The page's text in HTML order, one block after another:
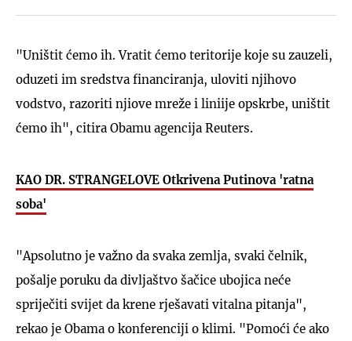
"Uništit ćemo ih. Vratit ćemo teritorije koje su zauzeli,
oduzeti im sredstva financiranja, uloviti njihovo
vodstvo, razoriti njiove mreže i liniije opskrbe, uništit
ćemo ih", citira Obamu agencija Reuters.
KAO DR. STRANGELOVE Otkrivena Putinova 'ratna
soba'
"Apsolutno je važno da svaka zemlja, svaki čelnik,
pošalje poruku da divljaštvo šačice ubojica neće
spriječiti svijet da krene rješavati vitalna pitanja",
rekao je Obama o konferenciji o klimi. "Pomoći će ako